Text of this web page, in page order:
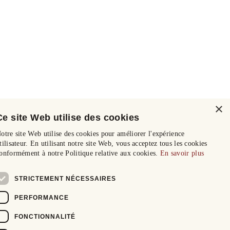
×
site Web utilise des cookies
site Web utilise des cookies pour améliorer l'expérience
En utilisant notre site Web, vous acceptez tous les cookies
à notre Politique relative aux cookies. En savoir plus
STRICTEMENT NÉCESSAIRES
PERFORMANCE
FONCTIONNALITÉ